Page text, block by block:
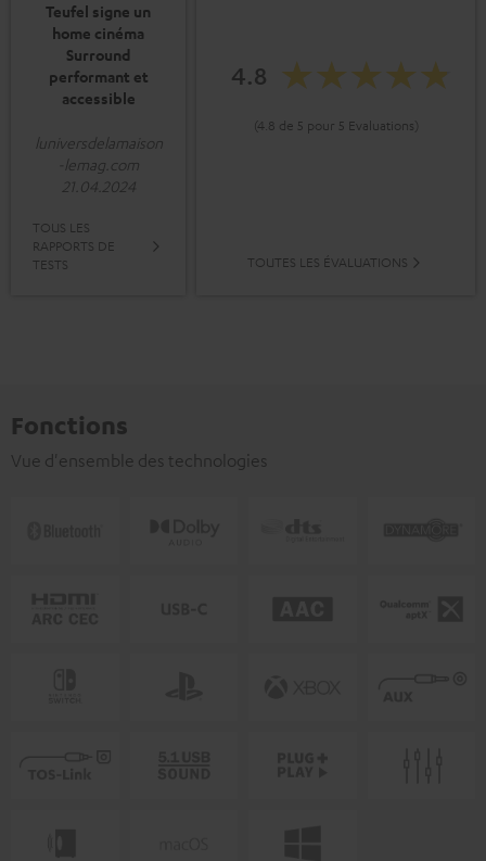
Teufel signe un
home cinéma
Surround
performant et
accessible
luniversdelamaison
-lemag.com
21.04.2024
TOUS LES
RAPPORTS DE
TESTS
4.8
(4.8 de 5 pour 5 Evaluations)
TOUTES LES ÉVALUATIONS
Fonctions
Vue d'ensemble des technologies